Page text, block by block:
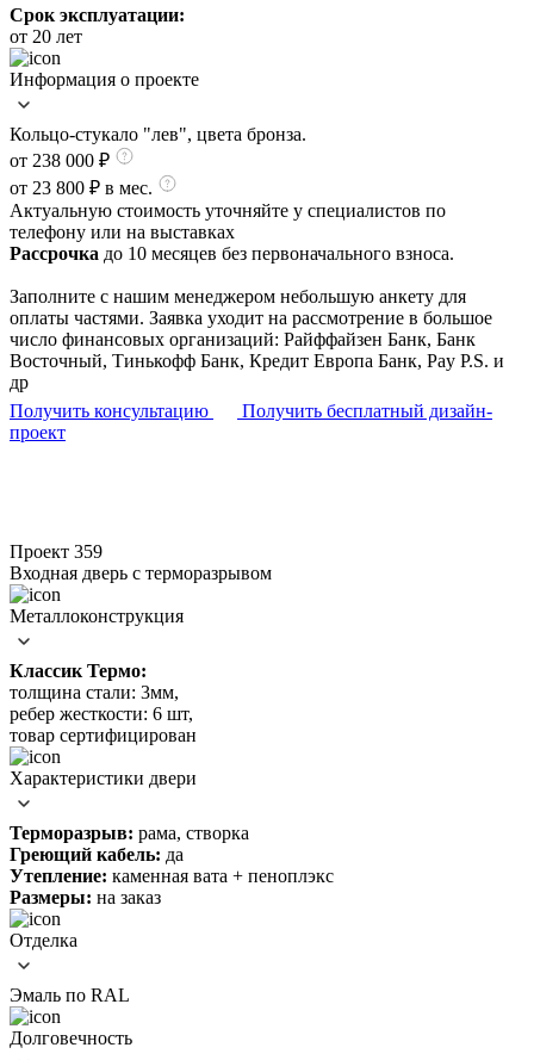
Срок эксплуатации:
от 20 лет
Информация о проекте
Кольцо-стукало "лев", цвета бронза.
от 238 000 ₽
от 23 800 ₽ в мес.
Актуальную стоимость уточняйте у специалистов по
телефону или на выставках
Рассрочка до 10 месяцев без первоначального взноса.
Заполните с нашим менеджером небольшую анкету для
оплаты частями. Заявка уходит на рассмотрение в большое
число финансовых организаций: Райффайзен Банк, Банк
Восточный, Тинькофф Банк, Кредит Европа Банк, Pay P.S. и
др
Получить консультацию
Получить бесплатный дизайн-
проект
Проект 359
Входная дверь c терморазрывом
Металлоконструкция
Классик Термо:
толщина стали: 3мм,
ребер жесткости: 6 шт,
товар сертифицирован
Характеристики двери
Терморазрыв: рама, створка
Греющий кабель: да
Утепление: каменная вата + пеноплэкс
Размеры: на заказ
Отделка
Эмаль по RAL
Долговечность